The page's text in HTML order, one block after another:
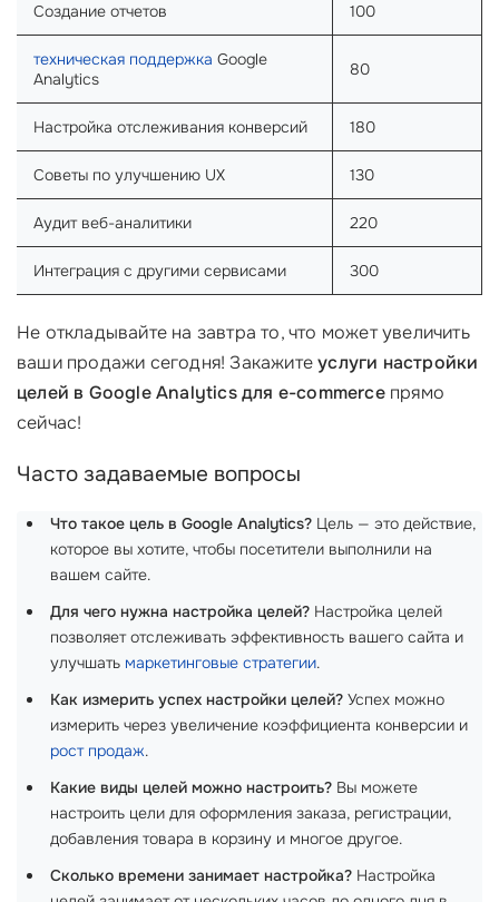
Создание отчетов 100
техническая поддержка Google
Analytics
80
Настройка отслеживания конверсий 180
Советы по улучшению UX 130
Аудит веб-аналитики 220
Интеграция с другими сервисами 300
Не откладывайте на завтра то, что может увеличить
ваши продажи сегодня! Закажитеуслуги настройки
целей в Google Analytics для e-commerceпрямо
сейчас!
Часто задаваемые вопросы
Что такое цель в Google Analytics? Цель — это действие,
которое вы хотите, чтобы посетители выполнили на
вашем сайте.
Для чего нужна настройка целей? Настройка целей
позволяет отслеживать эффективность вашего сайта и
улучшать маркетинговые стратегии.
Как измерить успех настройки целей? Успех можно
измерить через увеличение коэффициента конверсии и
рост продаж.
Какие виды целей можно настроить? Вы можете
настроить цели для оформления заказа, регистрации,
добавления товара в корзину и многое другое.
Сколько времени занимает настройка? Настройка